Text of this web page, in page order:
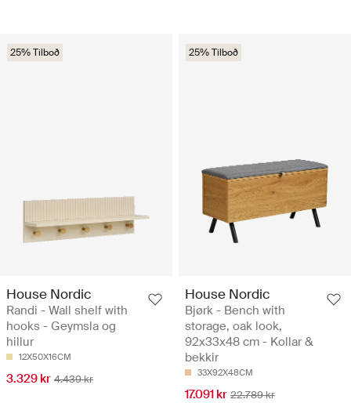
25% Tilboð
House Nordic
Randi - Wall shelf with
hooks - Geymsla og
hillur
12X50X16CM
3.329 kr 4.439 kr
25% Tilboð
House Nordic
Bjørk - Bench with
storage, oak look,
92x33x48 cm - Kollar &
bekkir
33X92X48CM
17.091 kr 22.789 kr